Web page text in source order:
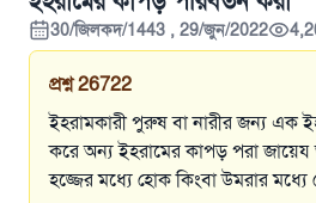
30/জিলকদ/1443 , 29/জুন/2022
প্রশ্ন 26722
ইহরামকারী পুরুষ বা নারীর জন্য এক
করে অন্য ইহরামের কাপড় পরা জায়েয
হজ্জের মধ্যে হোক কিংবা উমরার